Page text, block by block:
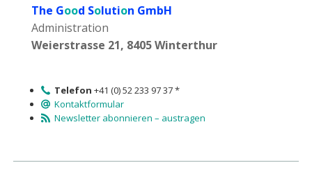
The Good Solution GmbH
Administration
Weierstrasse 21, 8405 Winterthur
Telefon +41 (0) 52 233 97 37 *
Kontaktformular
Newsletter abonnieren – austragen